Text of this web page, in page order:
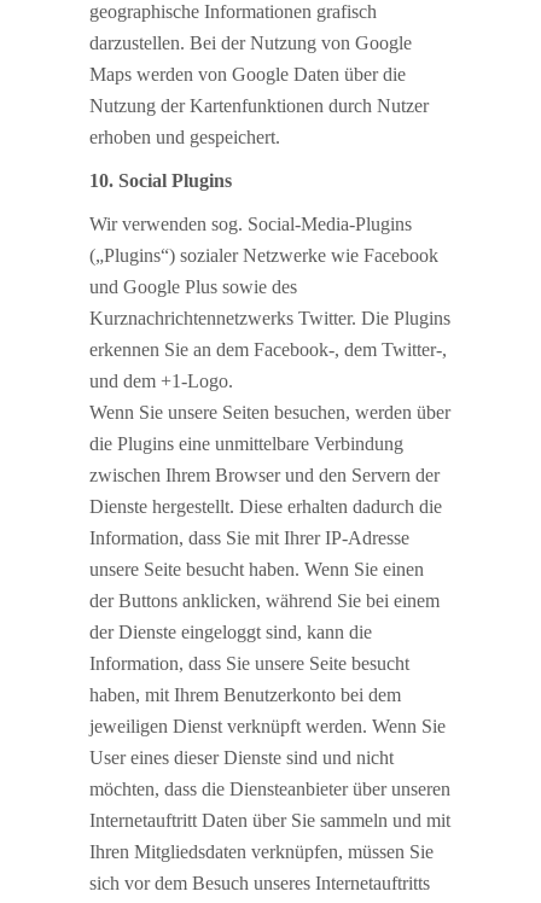
geographische Informationen grafisch
darzustellen. Bei der Nutzung von Google
Maps werden von Google Daten über die
Nutzung der Kartenfunktionen durch Nutzer
erhoben und gespeichert.
10. Social Plugins
Wir verwenden sog. Social-Media-Plugins
(„Plugins“) sozialer Netzwerke wie Facebook
und Google Plus sowie des
Kurznachrichtennetzwerks Twitter. Die Plugins
erkennen Sie an dem Facebook-, dem Twitter-,
und dem +1-Logo.
Wenn Sie unsere Seiten besuchen, werden über
die Plugins eine unmittelbare Verbindung
zwischen Ihrem Browser und den Servern der
Dienste hergestellt. Diese erhalten dadurch die
Information, dass Sie mit Ihrer IP-Adresse
unsere Seite besucht haben. Wenn Sie einen
der Buttons anklicken, während Sie bei einem
der Dienste eingeloggt sind, kann die
Information, dass Sie unsere Seite besucht
haben, mit Ihrem Benutzerkonto bei dem
jeweiligen Dienst verknüpft werden. Wenn Sie
User eines dieser Dienste sind und nicht
möchten, dass die Diensteanbieter über unseren
Internetauftritt Daten über Sie sammeln und mit
Ihren Mitgliedsdaten verknüpfen, müssen Sie
sich vor dem Besuch unseres Internetauftritts